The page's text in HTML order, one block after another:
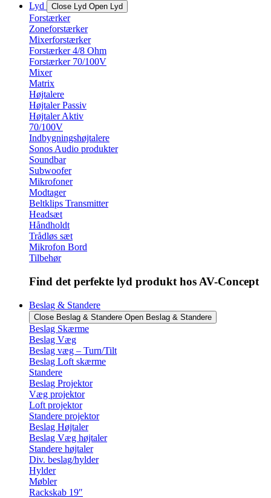
Lyd Close Lyd Open Lyd
Forstærker
Zoneforstærker
Mixerforstærker
Forstærker 4/8 Ohm
Forstærker 70/100V
Mixer
Matrix
Højtalere
Højtaler Passiv
Højtaler Aktiv
70/100V
Indbygningshøjtalere
Sonos Audio produkter
Soundbar
Subwoofer
Mikrofoner
Modtager
Beltklips Transmitter
Headsæt
Håndholdt
Trådløs sæt
Mikrofon Bord
Tilbehør
Find det perfekte lyd produkt hos AV-Concept
Beslag & Standere
Close Beslag & Standere Open Beslag & Standere
Beslag Skærme
Beslag Væg
Beslag væg – Turn/Tilt
Beslag Loft skærme
Standere
Beslag Projektor
Væg projektor
Loft projektor
Standere projektor
Beslag Højtaler
Beslag Væg højtaler
Standere højtaler
Div. beslag/hylder
Hylder
Møbler
Rackskab 19″